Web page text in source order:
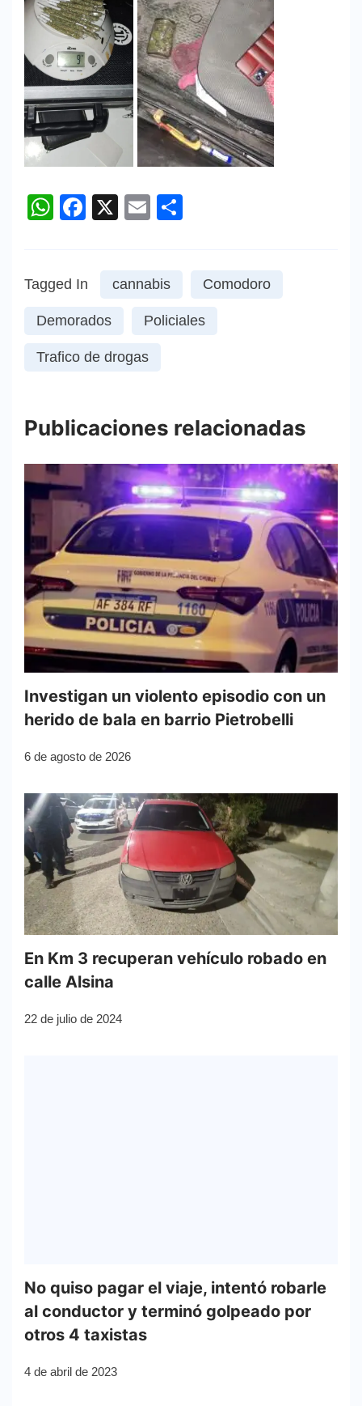
WhatsApp
Facebook
X Email
Tagged In cannabis Comodoro
Demorados Policiales
Trafico de drogas
Publicaciones relacionadas
Investigan un violento episodio con un
herido de bala en barrio Pietrobelli
6 de agosto de 2026
En Km 3 recuperan vehículo robado en
calle Alsina
22 de julio de 2024
No quiso pagar el viaje, intentó robarle
al conductor y terminó golpeado por
otros 4 taxistas
4 de abril de 2023